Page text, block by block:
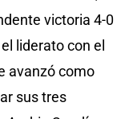
victoria 4-0
liderato con el
avanzó como
sus tres